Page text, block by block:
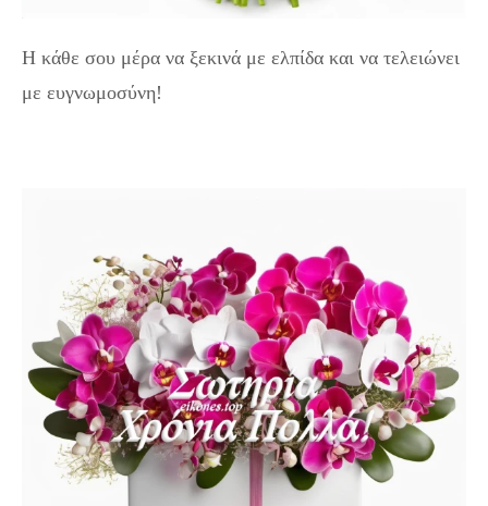
Η κάθε σου μέρα να ξεκινά με ελπίδα και να τελειώνει
με ευγνωμοσύνη!